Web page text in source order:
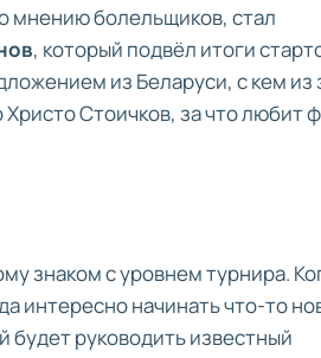
болельщиков, стал
, который подвёл итоги
из Беларуси, с кем из
Стоичков, за что любит
знаком с уровнем турнира.
интересно начинать что-то
будет руководить известный